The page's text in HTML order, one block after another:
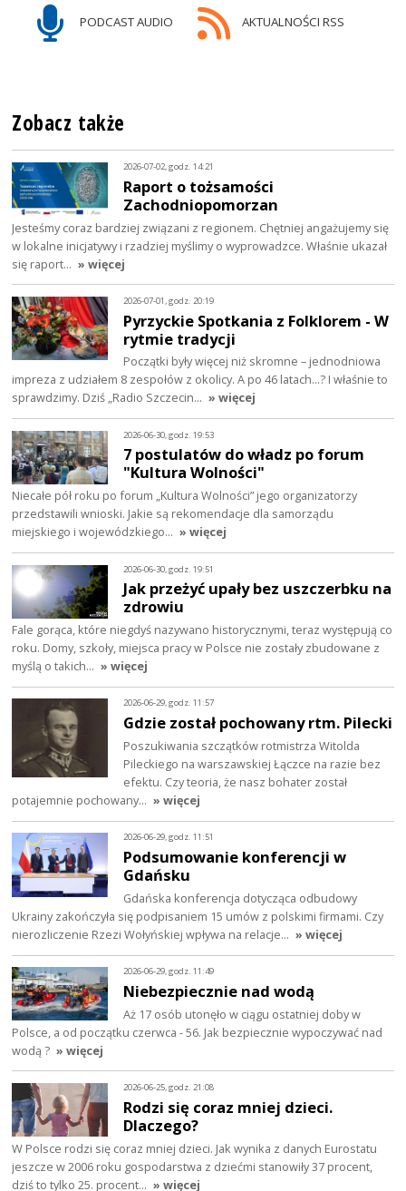
PODCAST AUDIO AKTUALNOŚCI RSS
Zobacz także
2026-07-02, godz. 14:21
Raport o tożsamości
Zachodniopomorzan
Jesteśmy coraz bardziej związani z regionem. Chętniej angażujemy się
w lokalne inicjatywy i rzadziej myślimy o wyprowadzce. Właśnie ukazał
się raport… » więcej
2026-07-01, godz. 20:19
Pyrzyckie Spotkania z Folklorem - W
rytmie tradycji
Początki były więcej niż skromne – jednodniowa
impreza z udziałem 8 zespołów z okolicy. A po 46 latach…? I właśnie to
sprawdzimy. Dziś „Radio Szczecin… » więcej
2026-06-30, godz. 19:53
7 postulatów do władz po forum
"Kultura Wolności"
Niecałe pół roku po forum „Kultura Wolności” jego organizatorzy
przedstawili wnioski. Jakie są rekomendacje dla samorządu
miejskiego i wojewódzkiego… » więcej
2026-06-30, godz. 19:51
Jak przeżyć upały bez uszczerbku na
zdrowiu
Fale gorąca, które niegdyś nazywano historycznymi, teraz występują co
roku. Domy, szkoły, miejsca pracy w Polsce nie zostały zbudowane z
myślą o takich… » więcej
2026-06-29, godz. 11:57
Gdzie został pochowany rtm. Pilecki
Poszukiwania szczątków rotmistrza Witolda
Pileckiego na warszawskiej Łączce na razie bez
efektu. Czy teoria, że nasz bohater został
potajemnie pochowany… » więcej
2026-06-29, godz. 11:51
Podsumowanie konferencji w
Gdańsku
Gdańska konferencja dotycząca odbudowy
Ukrainy zakończyła się podpisaniem 15 umów z polskimi firmami. Czy
nierozliczenie Rzezi Wołyńskiej wpływa na relacje… » więcej
2026-06-29, godz. 11:49
Niebezpiecznie nad wodą
Aż 17 osób utonęło w ciągu ostatniej doby w
Polsce, a od początku czerwca - 56. Jak bezpiecznie wypoczywać nad
wodą ? » więcej
2026-06-25, godz. 21:08
Rodzi się coraz mniej dzieci.
Dlaczego?
W Polsce rodzi się coraz mniej dzieci. Jak wynika z danych Eurostatu
jeszcze w 2006 roku gospodarstwa z dziećmi stanowiły 37 procent,
dziś to tylko 25. procent… » więcej